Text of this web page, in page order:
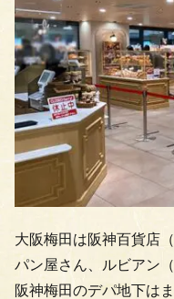
大阪梅田は阪神百貨店
パン屋さん、ルビアン
阪神梅田のデパ地下は